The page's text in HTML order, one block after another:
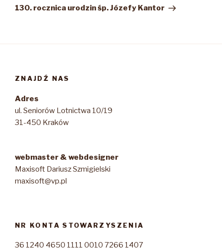
wpis
130. rocznica urodzin śp. Józefy Kantor
ZNAJDŹ NAS
Adres
ul. Seniorów Lotnictwa 10/19
31-450 Kraków
webmaster & webdesigner
Maxisoft Dariusz Szmigielski
maxisoft@vp.pl
NR KONTA STOWARZYSZENIA
36 1240 4650 1111 0010 7266 1407